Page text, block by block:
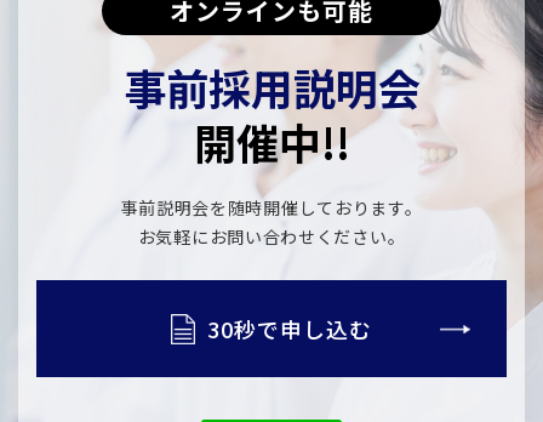
オンラインも可能
事前採用説明会
開催中!!
事前説明会を随時開催しております。
​​​​​​​お気軽にお問い合わせください。
30秒で申し込む